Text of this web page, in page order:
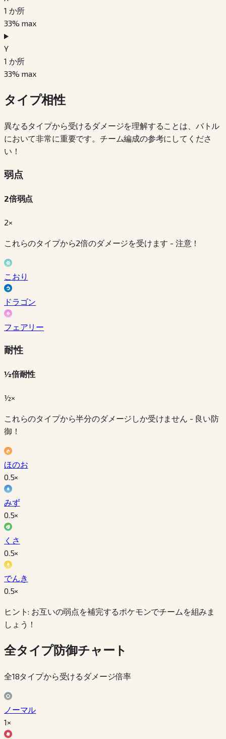
1 か所
33% max
Y
1 か所
33% max
タイプ相性
異なるタイプから受けるダメージを理解することは、バトル
において非常に重要です。チーム編成の参考にしてくださ
い！
弱点
2倍弱点
2×
これらのタイプから2倍のダメージを受けます - 注意！
こおり
ドラゴン
フェアリー
耐性
½倍耐性
½×
これらのタイプから半分のダメージしか受けません - 良い防
御！
ほのお
0.5×
みず
0.5×
くさ
0.5×
でんき
0.5×
ヒント: お互いの弱点を補完するポケモンでチームを組みま
しょう！
全タイプ防御チャート
全18タイプから受けるダメージ倍率
ノーマル
1×